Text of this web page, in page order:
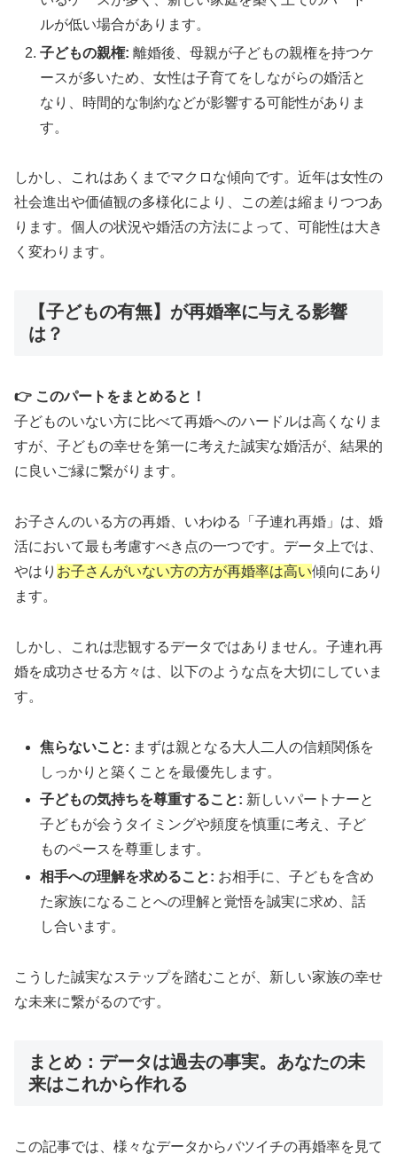
ルが低い場合があります。
子どもの親権: 離婚後、母親が子どもの親権を持つケ
ースが多いため、女性は子育てをしながらの婚活と
なり、時間的な制約などが影響する可能性がありま
す。
しかし、これはあくまでマクロな傾向です。近年は女性の
社会進出や価値観の多様化により、この差は縮まりつつあ
ります。個人の状況や婚活の方法によって、可能性は大き
く変わります。
【子どもの有無】が再婚率に与える影響
は？
👉 このパートをまとめると！
子どものいない方に比べて再婚へのハードルは高くなりま
すが、子どもの幸せを第一に考えた誠実な婚活が、結果的
に良いご縁に繋がります。
お子さんのいる方の再婚、いわゆる「子連れ再婚」は、婚
活において最も考慮すべき点の一つです。データ上では、
やはり お子さんがいない方の方が再婚率は高い傾向にあり
ます。
しかし、これは悲観するデータではありません。子連れ再
婚を成功させる方々は、以下のような点を大切にしていま
す。
焦らないこと: まずは親となる大人二人の信頼関係を
しっかりと築くことを最優先します。
子どもの気持ちを尊重すること: 新しいパートナーと
子どもが会うタイミングや頻度を慎重に考え、子ど
ものペースを尊重します。
相手への理解を求めること: お相手に、子どもを含め
た家族になることへの理解と覚悟を誠実に求め、話
し合います。
こうした誠実なステップを踏むことが、新しい家族の幸せ
な未来に繋がるのです。
まとめ：データは過去の事実。あなたの未
来はこれから作れる
この記事では、様々なデータからバツイチの再婚率を見て